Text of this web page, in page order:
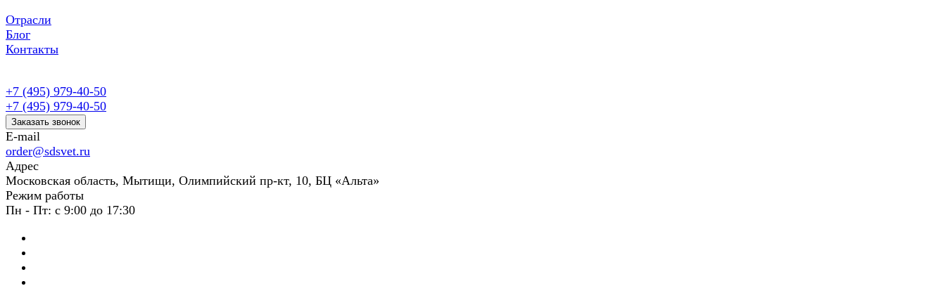
Отрасли
Блог
Контакты
+7 (495) 979-40-50
+7 (495) 979-40-50
Заказать звонок
E-mail
order@sdsvet.ru
Адрес
Московская область, Мытищи, Олимпийский пр-кт, 10, БЦ «Альта»
Режим работы
Пн - Пт: с 9:00 до 17:30